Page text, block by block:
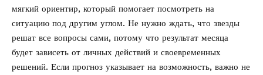
мягкий ориентир, который помогает посмотреть на
ситуацию под другим углом. Не нужно ждать, что звезды
решат все вопросы сами, потому что результат месяца
будет зависеть от личных действий и своевременных
решений. Если прогноз указывает на возможность, важно не